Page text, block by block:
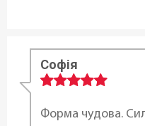
Высота:
3 см
Софія
Форма чудова.